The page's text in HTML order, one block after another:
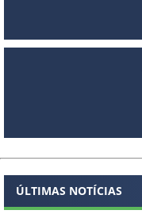
ÚLTIMAS NOTÍCIAS